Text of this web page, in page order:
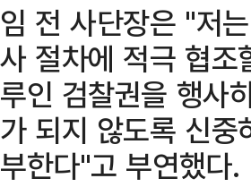
임 전 사단장은 "저
사 절차에 적극 협
루인 검찰권을 행사
가 되지 않도록 신중
부한다"고 부연했다.